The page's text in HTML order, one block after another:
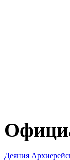
Деяния